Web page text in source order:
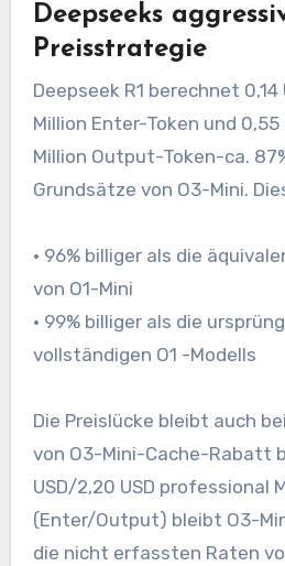
Deepseeks
Preisstrategie
Deepseek R1 berechnet
Million Enter-Token und
Million Output-Token-ca.
Grundsätze von O3-Mini.
• 96% billiger als die
von O1-Mini
• 99% billiger als die
vollständigen O1 -Modells
Die Preislücke bleibt auch
von O3-Mini-Cache-Rabatt
USD/2,20 USD professional
(Enter/Output) bleibt O3-
die nicht erfassten Raten